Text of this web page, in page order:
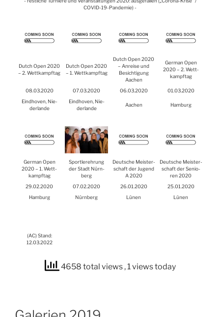
COVID-19-Pan­de­mie) -
Dut­ch Open 2020
– 2. Wett­kampf­tag
Dut­ch Open 2020
– 1. Wett­kampf­tag
Dut­ch Open 2020
– Anrei­se und
Besich­ti­gung
Aachen
Ger­man Open
2020 – 2. Wett­
kampf­tag
08.03.2020 07.03.2020 06.03.2020
01.03.2020
Eind­ho­ven, Nie­
der­lan­de
Eind­ho­ven, Nie­
der­lan­de
Aachen Ham­burg
Ger­man Open
2020 – 1. Wett­
kampf­tag
Sport­ler­eh­rung
der Stadt Nürn­
berg
Deut­sche Meis­ter­
schaft der Jugend
A 2020
Deut­sche Meis­ter­
schaft der Senio­
ren 2020
29.02.2020
07.02.2020 26.01.2020
25.01.2020
Ham­burg
Nürn­berg Lünen Lünen
(AC) Stand:
12.03.2022
4658 total views , 1 views today